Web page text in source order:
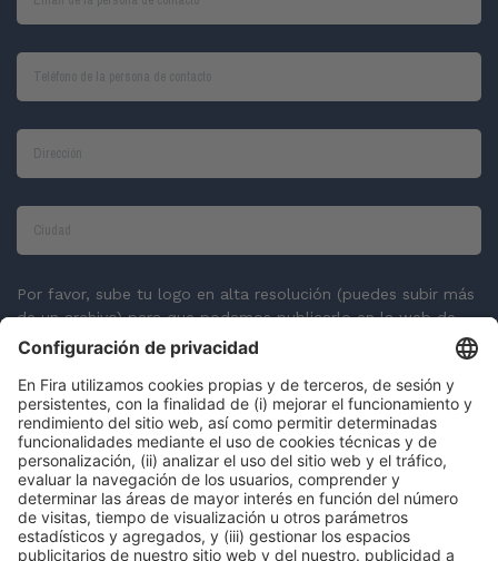
Por favor, sube tu logo en alta resolución (puedes subir más
de un archivo) para que podamos publicarlo en la web de
Expoquimia y en otras comunicaciones.
CARGAR LOGO
Política de privacidad*